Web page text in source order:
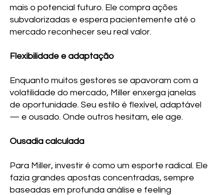
mais o potencial futuro. Ele compra ações
subvalorizadas e espera pacientemente até o
mercado reconhecer seu real valor.
Flexibilidade e adaptação
Enquanto muitos gestores se apavoram com a
volatilidade do mercado, Miller enxerga janelas
de oportunidade. Seu estilo é flexível, adaptável
— e ousado. Onde outros hesitam, ele age.
Ousadia calculada
Para Miller, investir é como um esporte radical. Ele
fazia grandes apostas concentradas, sempre
baseadas em profunda análise e feeling